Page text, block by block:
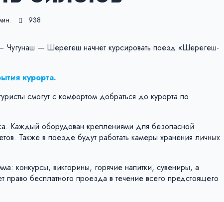
938
— Шерегеш начнет курсировать поезд «Шерегеш-
курорта.
смогут с комфортом добраться до курорта по
Каждый оборудован креплениями для безопасной
Также в поезде будут работать камеры хранения личных
конкурсы, викторины, горячие напитки, сувениры, а
бесплатного проезда в течение всего предстоящего